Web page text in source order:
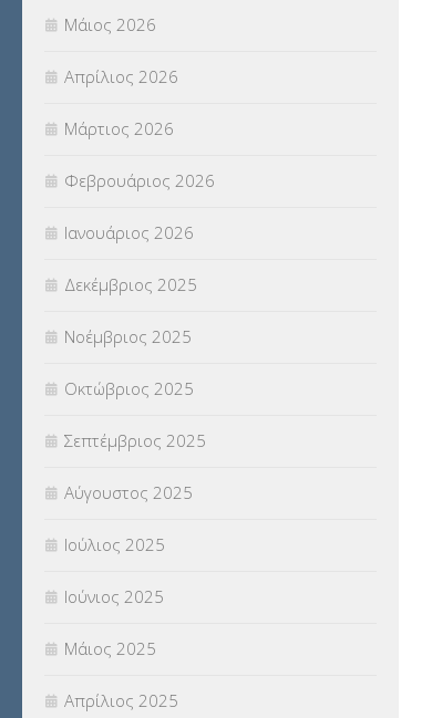
(18)
ΣΥΝΤΑΞΕΙΣ(12)
ΣΧΟΛΙΚΟΙ ΣΥΜΒΟΥΛΟΙ
ΥΠΕΡΑΡΙΘΜΟΙ(1)
ΥΠΟΤΡΟΦΙΕΣ(28)
ΦΥΣΙΚΗ ΑΓΩΓΗ(692)
Χωρίς κατηγορία(55)
Μάιος 2026
Απρίλιος 2026
Μάρτιος 2026
Φεβρουάριος 2026
Ιανουάριος 2026
Δεκέμβριος 2025
Νοέμβριος 2025
Οκτώβριος 2025
Σεπτέμβριος 2025
Αύγουστος 2025
Ιούλιος 2025
Ιούνιος 2025
Μάιος 2025
Απρίλιος 2025